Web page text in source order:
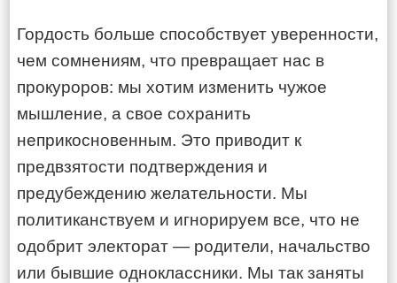
Гордость больше способствует уверенности,
чем сомнениям, что превращает нас в
прокуроров: мы хотим изменить чужое
мышление, а свое сохранить
неприкосновенным. Это приводит к
предвзятости подтверждения и
предубеждению желательности. Мы
политиканствуем и игнорируем все, что не
одобрит электорат — родители, начальство
или бывшие одноклассники. Мы так заняты